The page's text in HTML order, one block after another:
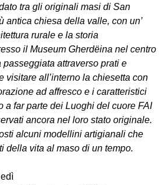
tra gli originali masi di San
antica chiesa della valle, con un’
rurale e la storia
il Museum Gherdëina nel centro
attraverso prati e
visitare all’interno la chiesetta con
ad affresco e i caratteristici
a far parte dei Luoghi del cuore FAI
ancora nel loro stato originale.
alcuni modellini artigianali che
della vita al maso di un tempo.